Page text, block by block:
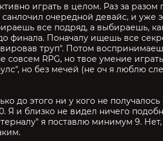
играть в целом. Раз за
очередной девайс, и уже
все подряд, а выбираешь,
финала. Поначалу ищешь все
труп". Потом
совсем RPG, но твое умение
но без мечей (не оч я люблю
до этого ни у кого не
Я и близко не видел ничего
я поставлю минимум 9.